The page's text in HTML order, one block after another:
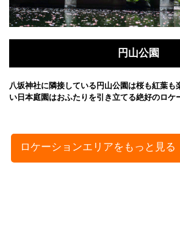
円山公園
八坂神社に隣接している円山公園は桜も紅葉も
い日本庭園はおふたりを引き立てる絶好のロケ
ロケーションエリアをもっと見る